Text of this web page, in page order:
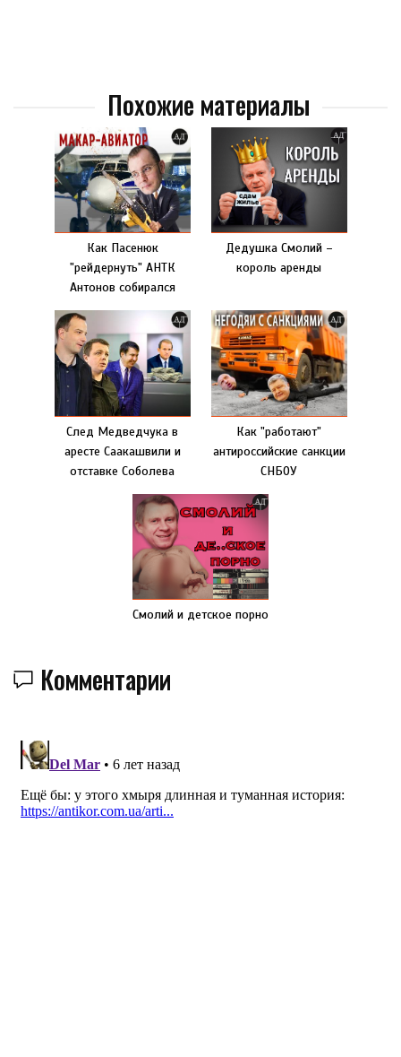
Похожие материалы
Как Пасенюк
"рейдернуть" АНТК
Антонов собирался
Дедушка Смолий –
король аренды
След Медведчука в
аресте Саакашвили и
отставке Соболева
Как "работают"
антироссийские санкции
СНБОУ
Смолий и детское порно
Комментарии